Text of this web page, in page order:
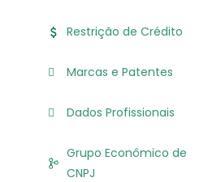
Restrição de Crédito
Marcas e Patentes
Dados Profissionais
Grupo Econômico de
CNPJ